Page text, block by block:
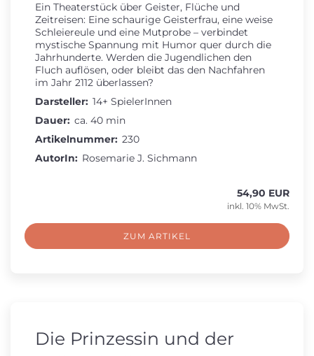
Ein Theaterstück über Geister, Flüche und
Zeitreisen: Eine schaurige Geisterfrau, eine weise
Schleiereule und eine Mutprobe – verbindet
mystische Spannung mit Humor quer durch die
Jahrhunderte. Werden die Jugendlichen den
Fluch auflösen, oder bleibt das den Nachfahren
im Jahr 2112 überlassen?
Darsteller: 14+ SpielerInnen
Dauer: ca. 40 min
Artikelnummer: 230
AutorIn: Rosemarie J. Sichmann
54,90 EUR
inkl. 10% MwSt.
ZUM ARTIKEL
Die Prinzessin und der